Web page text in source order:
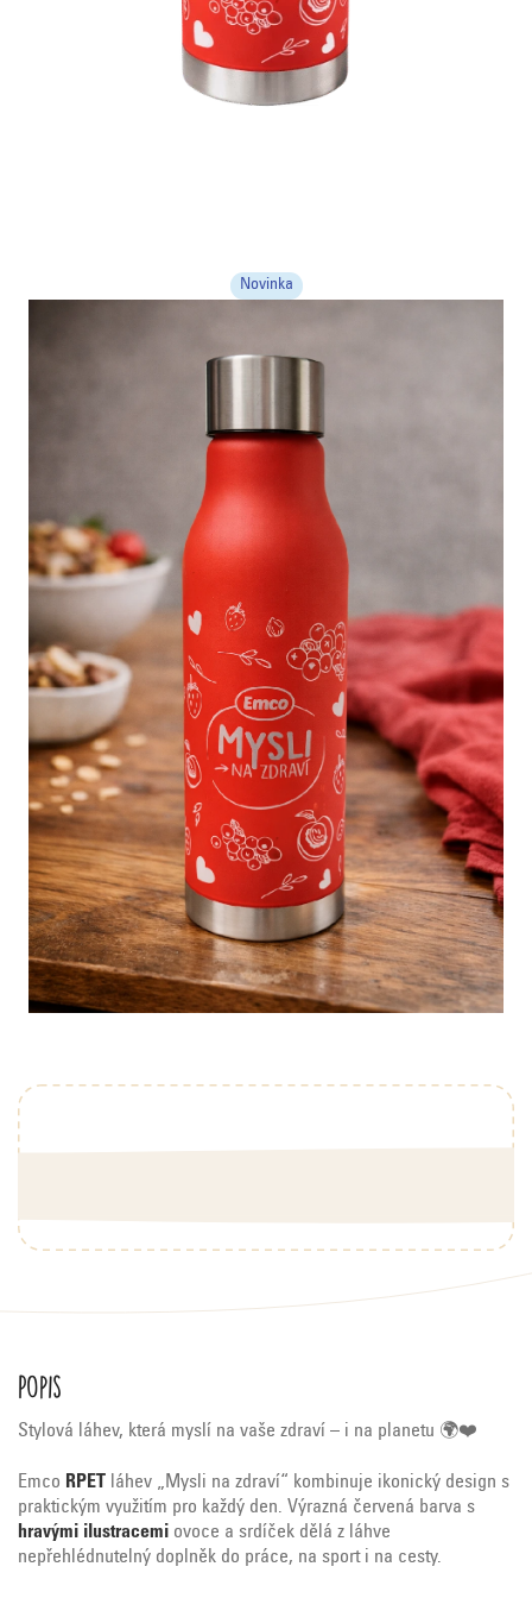
Novinka
Popis
Stylová láhev, která myslí na vaše zdraví – i na planetu 🌍❤️
Emco RPET
láhev „Mysli na zdraví“ kombinuje ikonický design s
praktickým využitím pro každý den. Výrazná červená barva s
hravými ilustracemi ovoce a srdíček dělá z láhve
nepřehlédnutelný doplněk do práce, na sport i na cesty.